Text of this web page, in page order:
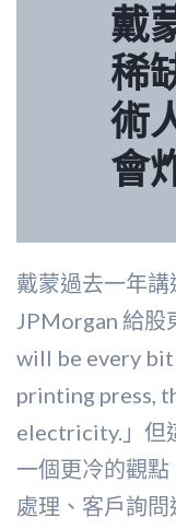
戴
稀
術
會
戴蒙過去一年
JPMorgan 給股
will be every
printing press,
electricity.」但
一個更冷的觀
處理、客戶詢